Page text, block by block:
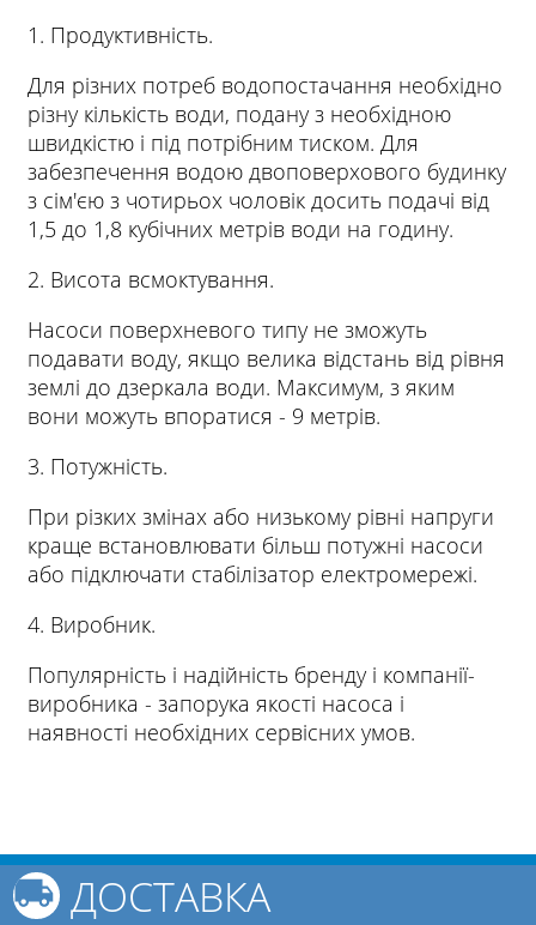
1. Продуктивність.
Для різних потреб водопостачання необхідно
різну кількість води, подану з необхідною
швидкістю і під потрібним тиском. Для
забезпечення водою двоповерхового будинку
з сім'єю з чотирьох чоловік досить подачі від
1,5 до 1,8 кубічних метрів води на годину.
2. Висота всмоктування.
Насоси поверхневого типу не зможуть
подавати воду, якщо велика відстань від рівня
землі до дзеркала води. Максимум, з яким
вони можуть впоратися - 9 метрів.
3. Потужність.
При різких змінах або низькому рівні напруги
краще встановлювати більш потужні насоси
або підключати стабілізатор електромережі.
4. Виробник.
Популярність і надійність бренду і компанії-
виробника - запорука якості насоса і
наявності необхідних сервісних умов.
ДОСТАВКА